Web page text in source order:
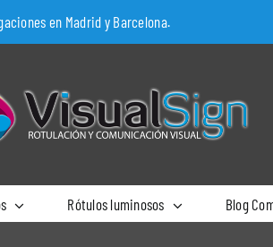
en Madrid y Barcelona.
Rótulos luminosos Blog